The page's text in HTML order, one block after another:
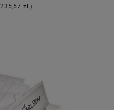
235,57 zł )